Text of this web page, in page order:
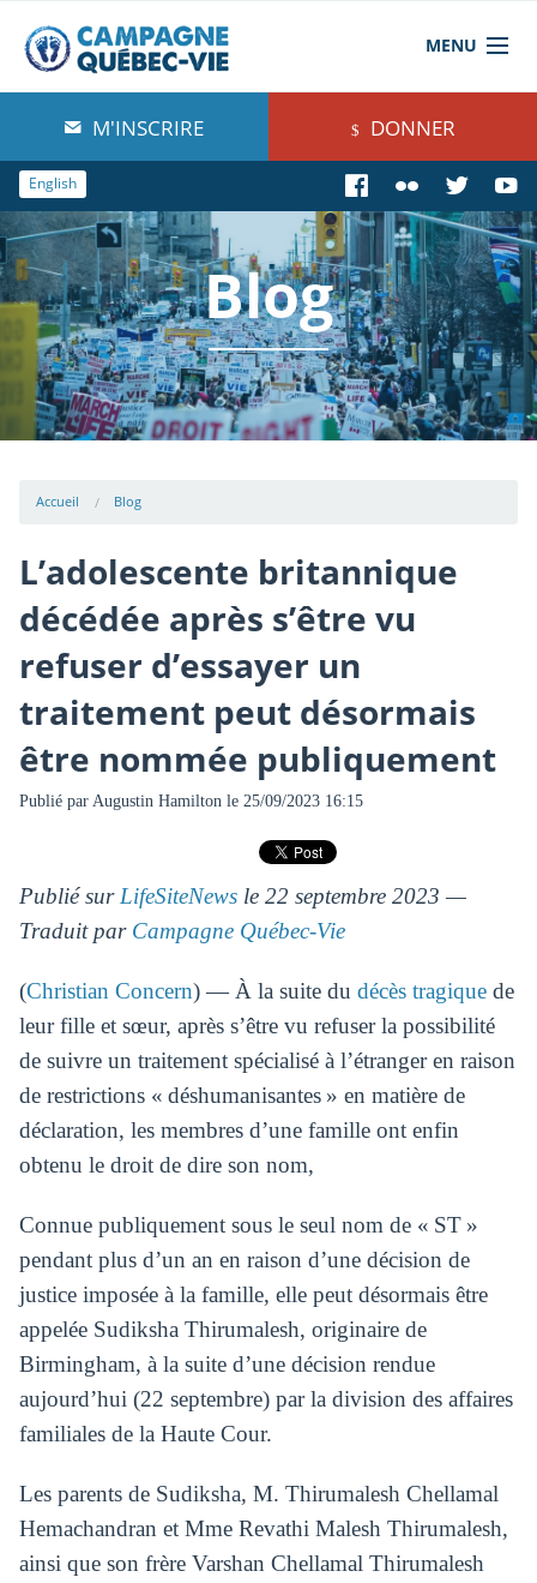
MENU
À propos de nous
Blog
Comprendre
Agir
Boutique
M'INSCRIRE DONNER
English
Blog
Accueil Blog
L’adolescente britannique
décédée après s’être vu
refuser d’essayer un
traitement peut désormais
être nommée publiquement
Publié par Augustin Hamilton le 25/09/2023 16:15
Publié surLifeSiteNewsle 22 septembre 2023 —
Traduit par Campagne Québec-Vie
(Christian Concern) — À la suite du décès tragiquede
leur fille et sœur, après s’être vu refuser la possibilité
de suivre un traitement spécialisé à l’étranger en raison
de restrictions « déshumanisantes » en matière de
déclaration, les membres d’une famille ont enfin
obtenu le droit de dire son nom,
Connue publiquement sous le seul nom de « ST »
pendant plus d’un an en raison d’une décision de
justice imposée à la famille, elle peut désormais être
appelée Sudiksha Thirumalesh, originaire de
Birmingham, à la suite d’une décision rendue
aujourd’hui (22 septembre) par la division des affaires
familiales de la Haute Cour.
Les parents de Sudiksha, M. Thirumalesh Chellamal
Hemachandran et Mme Revathi Malesh Thirumalesh,
ainsi que son frère Varshan Chellamal Thirumalesh